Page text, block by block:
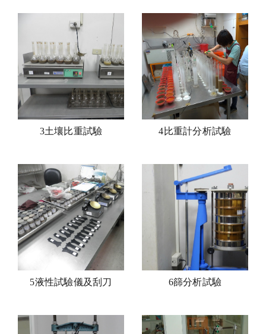
3土壤比重試驗 4比重計分析試驗
5液性試驗儀及刮刀 6篩分析試驗